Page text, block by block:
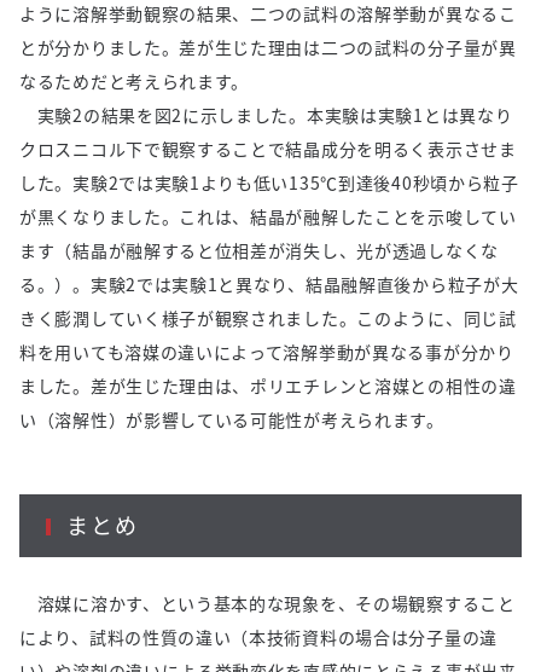
ように溶解挙動観察の結果、二つの試料の溶解挙動が異なるこ
とが分かりました。差が生じた理由は二つの試料の分子量が異
なるためだと考えられます。
実験2の結果を図2に示しました。本実験は実験1とは異なり
クロスニコル下で観察することで結晶成分を明るく表示させま
した。実験2では実験1よりも低い135℃到達後40秒頃から粒子
が黒くなりました。これは、結晶が融解したことを示唆してい
ます（結晶が融解すると位相差が消失し、光が透過しなくな
る。）。実験2では実験1と異なり、結晶融解直後から粒子が大
きく膨潤していく様子が観察されました。このように、同じ試
料を用いても溶媒の違いによって溶解挙動が異なる事が分かり
ました。差が生じた理由は、ポリエチレンと溶媒との相性の違
い（溶解性）が影響している可能性が考えられます。
まとめ
溶媒に溶かす、という基本的な現象を、その場観察すること
により、試料の性質の違い（本技術資料の場合は分子量の違